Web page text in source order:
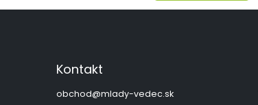
Z
Kontakt
obchod@mlady-vedec.sk